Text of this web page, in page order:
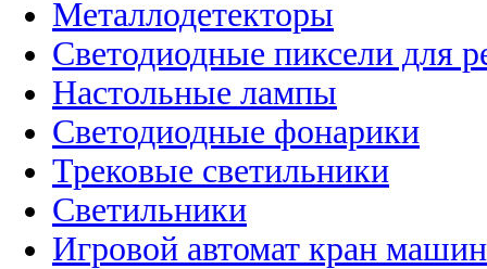
Металлодетекторы
Светодиодные пиксели для
Настольные лампы
Светодиодные фонарики
Трековые светильники
Светильники
Игровой автомат кран